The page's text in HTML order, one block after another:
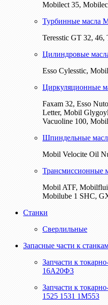
Mobilect 35,
Турбинные масла
Teresstic GT 32, 46,
Цилиндровые
Esso Cylesstic, Mobil
Циркуляционные
Faxam 32, Esso
Letter, Mobil
Vacuoline 100,
Шпиндельные
Mobil Velocite Oil
Трансмиссионные
Mobil ATF,
Mobilube 1 SHC,
Станки
Сверлильные
Запасные части к
Запчасти к
16А20Ф3
Запчасти к
1525 1531 1М553